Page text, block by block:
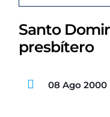
Santo
presbítero
08 Ago 2000